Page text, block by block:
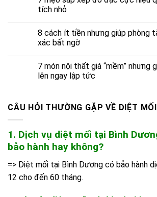
tích nhỏ
8 cách ít tiền nhưng giúp phòng
xác bất ngờ
7 món nội thất giá “mềm” nhưng
lên ngay lập tức
CÂU HỎI THƯỜNG GẶP VỀ DIỆT MỐI
1. Dịch vụ diệt mối tại Bình
bảo hành hay không?
=> Diệt mối tại Bình Dương có bảo hành
12 cho đến 60 tháng.